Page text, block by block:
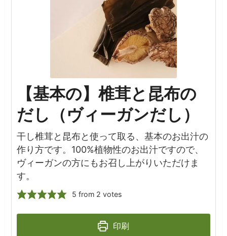
【基本の】椎茸と昆布の
だし（ヴィーガンだし）
干し椎茸と昆布と使って取る、基本のお出汁の
作り方です。100%植物性のお出汁ですので、
ヴィーガンの方にもお召し上がりいただけま
す。
5 from 2 votes
印刷